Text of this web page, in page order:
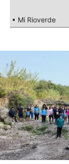
• Mi Rioverde